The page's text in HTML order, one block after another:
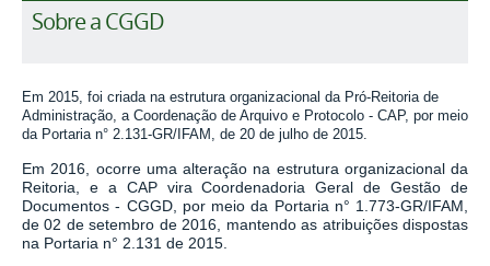
Sobre a CGGD
Em 2015, foi criada na estrutura organizacional da Pró-Reitoria de
Administração, a Coordenação de Arquivo e Protocolo - CAP , por meio
da Portaria n° 2.131-GR/IFAM, de 20 de julho de 2015.
Em 2016, ocorre uma alteração na estrutura organizacional da
Reitoria, e a CAP vira Coordenadoria Geral de Gestão de
Documentos - CGGD, por meio da Portaria n° 1.773-GR/IFAM,
de 02 de setembro de 2016, mantendo as atribuições dispostas
na Portaria n° 2.131 de 2015.